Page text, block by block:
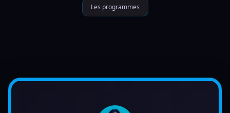
Les programmes